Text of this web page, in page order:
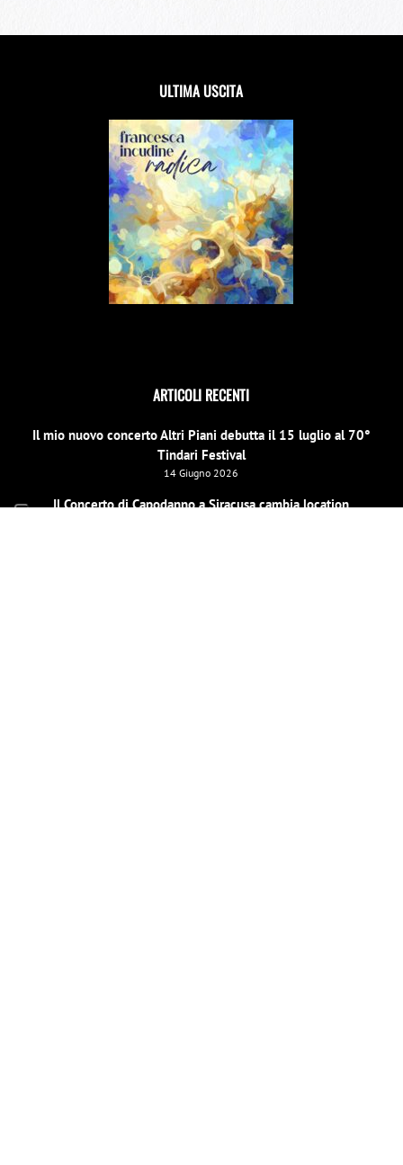
ULTIMA USCITA
ARTICOLI RECENTI
Il mio nuovo concerto Altri Piani debutta il 15 luglio al 70°
Tindari Festival
14 Giugno 2026
Il Concerto di Capodanno a Siracusa cambia location